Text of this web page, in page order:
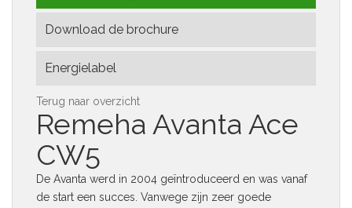
Download de brochure
Energielabel
Terug naar overzicht
Remeha Avanta Ace
CW5
De Avanta werd in 2004 geïntroduceerd en was vanaf
de start een succes. Vanwege zijn zeer goede